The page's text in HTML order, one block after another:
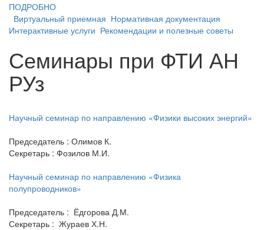
ПОДРОБНО
Виртуальный приемная Нормативная документация
Интерактивные услуги Рекомендации и полезные советы
Семинары при ФТИ АН
РУз
Научный семинар по направлению «Физики высоких энергий»
Председатель : Олимов К.
Секретарь : Фозилов М.И.
Научный семинар по направлению «Физика
полупроводников»
Председатель : Ёдгорова Д.М.
Секретарь : Жураев Х.Н.